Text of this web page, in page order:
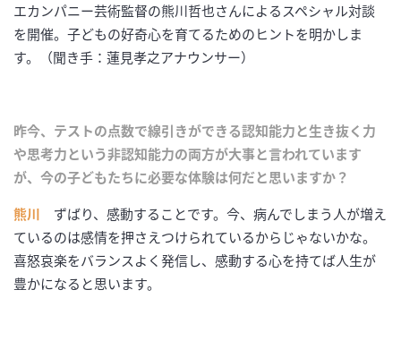
エカンパニー芸術監督の熊川哲也さんによるスペシャル対談
を開催。子どもの好奇心を育てるためのヒントを明かしま
す。（聞き手：蓮見孝之アナウンサー）
昨今、テストの点数で線引きができる認知能力と生き抜く力
や思考力という非認知能力の両方が大事と言われています
が、今の子どもたちに必要な体験は何だと思いますか？
熊川 ずばり、感動することです。今、病んでしまう人が増え
ているのは感情を押さえつけられているからじゃないかな。
喜怒哀楽をバランスよく発信し、感動する心を持てば人生が
豊かになると思います。